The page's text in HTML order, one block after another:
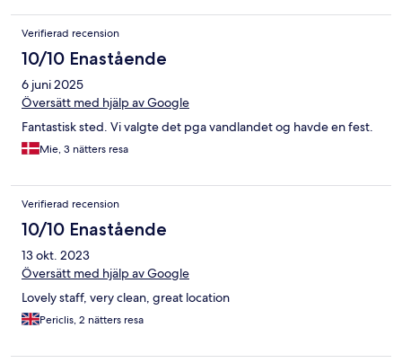
Verifierad recension
10/10 Enastående
6 juni 2025
Översätt med hjälp av Google
Fantastisk sted. Vi valgte det pga vandlandet og havde en fest.
Mie, 3 nätters resa
Verifierad recension
10/10 Enastående
13 okt. 2023
Översätt med hjälp av Google
Lovely staff, very clean, great location
Periclis, 2 nätters resa